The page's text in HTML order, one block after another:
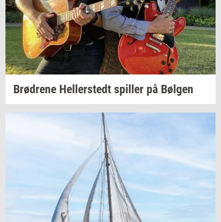
Brød­re­ne Hel­ler­stedt spil­ler på Bøl­gen